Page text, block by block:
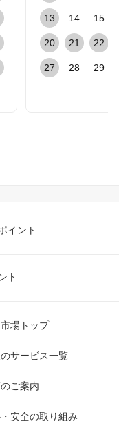
13 14 15
20 21 22
27 28 29
イント
ト
場トップ
サービス一覧
ご案内
安全の取り組み